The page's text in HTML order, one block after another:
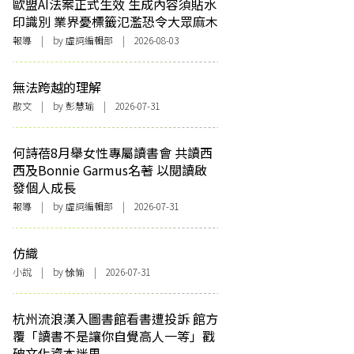
歐盟AI法案正式生效 生成內容須貼水
印識別 業界憂標籤氾濫恐令大眾麻木
報導 | by 虛詞編輯部 | 2026-08-03
無法跨越的理解
散文 | by 彭慧瑜 | 2026-07-31
何詩蓓8月舉女性專屬讀書會 共讀西
西及Bonnie Garmus名著 以閱讀啟
發個人成長
報導 | by 虛詞編輯部 | 2026-07-31
仿織
小說 | by 悇愉 | 2026-07-31
杭州流浪漢入圖書館看書遭投訴 館方
覆「讀書不是讓你自覺高人一等」戳